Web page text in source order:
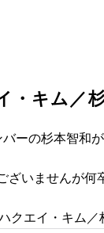
・キム／
ーの杉本智和
ざいませんが何
クエイ・キム